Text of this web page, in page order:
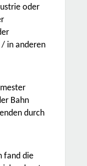
oder
in anderen
Bahn
durch
fand die